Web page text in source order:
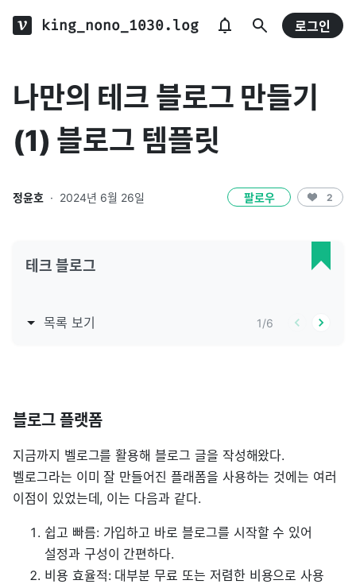
king_nono_1030.log 로그인
나만의 테크 블로그 만들기
(1) 블로그 템플릿
정윤호 · 2024년 6월 26일 팔로우 2
테크 블로그
목록 보기 1/6
블로그 플랫폼
지금까지 벨로그를 활용해 블로그 글을 작성해왔다.
벨로그라는 이미 잘 만들어진 플래폼을 사용하는 것에는 여러
이점이 있었는데, 이는 다음과 같다.
쉽고 빠름: 가입하고 바로 블로그를 시작할 수 있어
설정과 구성이 간편하다.
비용 효율적: 대부분 무료 또는 저렴한 비용으로 사용